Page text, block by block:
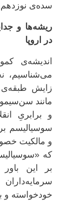
سده‌ی نوزدهم.
ریشه‌ها و
در اروپا
اندیشه‌ی
می‌شناسیم،
زایش طبقه‌ی
مانند
و برابریِ
سوسیالیسم
و مالکیت
که
بر این باور
سرمایه‌داران
خودخواسته و